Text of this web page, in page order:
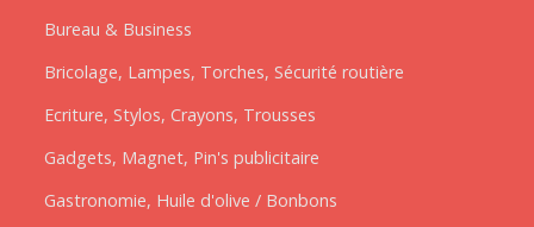
Bureau & Business
Bricolage, Lampes, Torches, Sécurité routière
Ecriture, Stylos, Crayons, Trousses
Gadgets, Magnet, Pin's publicitaire
Gastronomie, Huile d'olive / Bonbons